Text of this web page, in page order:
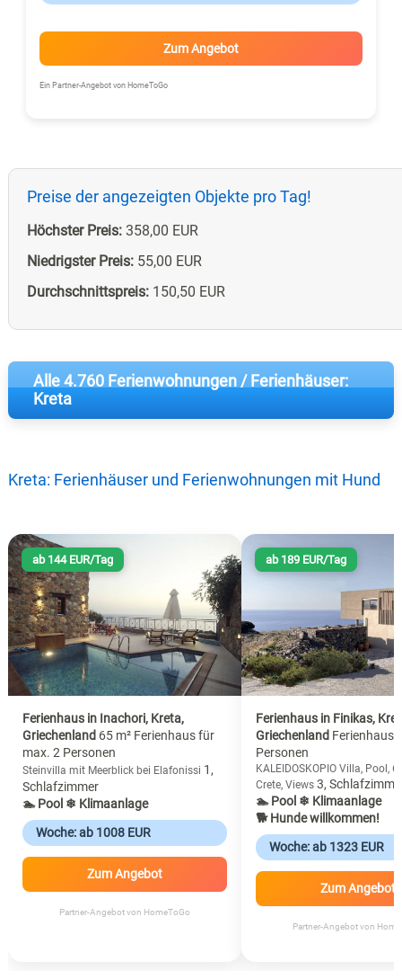
Zum Angebot
Ein Partner-Angebot von HomeToGo
Preise der angezeigten Objekte pro Tag!
Höchster Preis:358,00 EUR
Niedrigster Preis:55,00 EUR
Durchschnittspreis:150,50 EUR
Alle 4.760 Ferienwohnungen / Ferienhäuser:
Kreta
Kreta: Ferienhäuser und Ferienwohnungen mit Hund
ab 144 EUR/Tag
Ferienhaus in Inachori, Kreta,
Griechenland 65 m² Ferienhaus für
max. 2 Personen
Steinvilla mit Meerblick bei Elafonissi 1,
Schlafzimmer
🏊 Pool ❄ Klimaanlage
Woche: ab 1008 EUR
Zum Angebot
Partner-Angebot von HomeToGo
ab 189 EUR/Tag
Ferienhaus in Finikas,
Griechenland Ferienhaus
Personen
KALEIDOSKOPIO Villa, Pool,
Crete, Views3,
🏊 Pool ❄ Klimaanlage
🐕 Hunde willkommen!
Woche: ab 1323 EUR
Zum Angebot
Partner-Angebot von